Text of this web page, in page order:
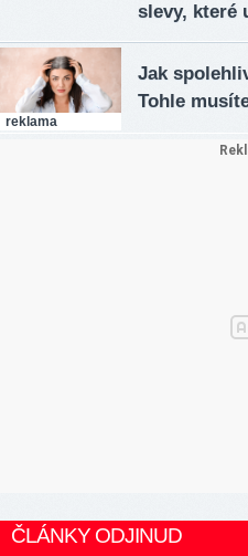
slevy, které
reklama
Jak
Tohle
ČLÁNKY ODJINUD